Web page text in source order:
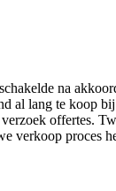
na
al lang te koop
offertes.
verkoop proces